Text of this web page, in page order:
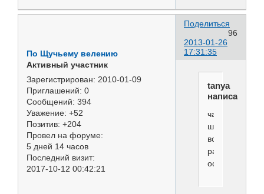
Поделиться
96
2013-01-26
17:31:35
По Щучьему велению
Активный участник
Зарегистрирован: 2010-01-09
Приглашений: 0
Сообщений: 394
Уважение: +52
Позитив: +204
Провел на форуме:
5 дней 14 часов
Последний визит:
2017-10-12 00:42:21
tanya
написал(а):
часть
шерсти
все
равно
остается